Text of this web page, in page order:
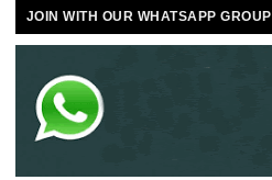
JOIN WITH OUR WHATSAPP GROUP